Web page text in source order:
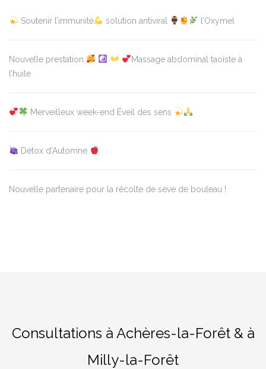
Soutenir l’immunité solution antiviral l’Oxymel
Nouvelle prestation
Massage abdominal taoïste à
l’huile
Merveilleux week-end Éveil des sens
Détox d’Automne
Nouvelle partenaire pour la récolte de sève de bouleau !
Consultations à Achères-la-Forêt & à
Milly-la-Forêt